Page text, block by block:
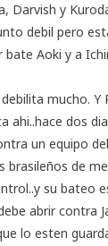
Darvish y
debil pero
Aoki y a
mucho. Y
ahi..hace dos
un equipo
brasileños de
su bateo
abrir contra
lo esten